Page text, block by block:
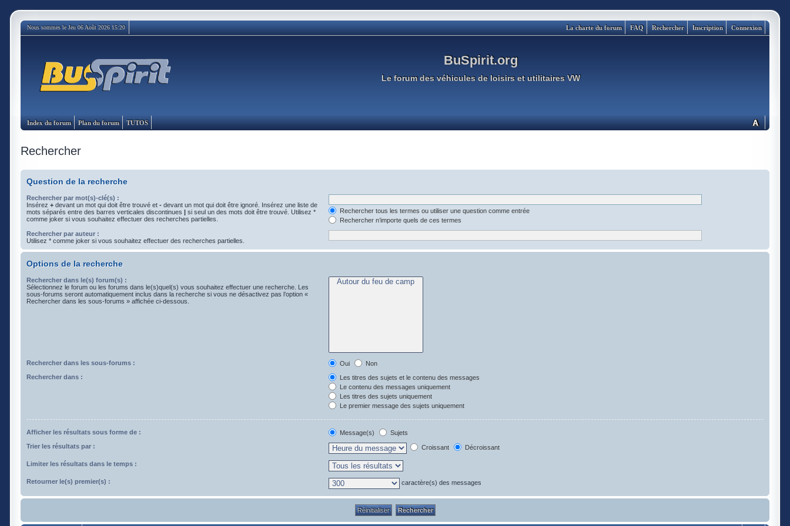
Nous sommes le Jeu 06 Août 2026 15:20 Connexion
Inscription
Rechercher
FAQ
La charte du forum
BuSpirit.org
Le forum des véhicules de loisirs et utilitaires VW
Index du forum Plan du forum TUTOS
Rechercher
Question de la recherche
Rechercher par mot(s)-clé(s) :
Insérez + devant un mot qui doit être trouvé et - devant un mot qui doit être ignoré. Insérez une liste de
mots séparés entre des barres verticales discontinues | si seul un des mots doit être trouvé. Utilisez *
comme joker si vous souhaitez effectuer des recherches partielles.
Rechercher tous les termes ou utiliser une question comme entrée
Rechercher n’importe quels de ces termes
Rechercher par auteur :
Utilisez * comme joker si vous souhaitez effectuer des recherches partielles.
Options de la recherche
Rechercher dans le(s) forum(s) :
Sélectionnez le forum ou les forums dans le(s)quel(s) vous souhaitez effectuer une recherche. Les
sous-forums seront automatiquement inclus dans la recherche si vous ne désactivez pas l’option «
Rechercher dans les sous-forums » affichée ci-dessous.
Rechercher dans les sous-forums : Oui
Non
Rechercher dans :
Les titres des sujets et le contenu des messages
Le contenu des messages uniquement
Les titres des sujets uniquement
Le premier message des sujets uniquement
Afficher les résultats sous forme de : Message(s)
Sujets
Trier les résultats par :
Croissant Décroissant
Limiter les résultats dans le temps :
Retourner le(s) premier(s) : caractère(s) des messages